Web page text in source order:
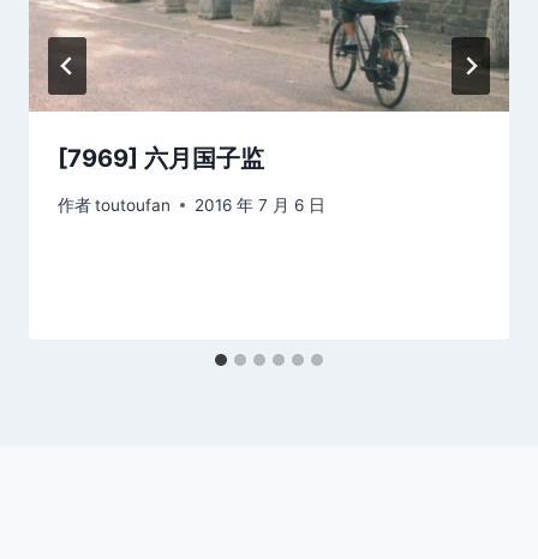
[7969] 六月国子监
作者toutoufan 2016 年 7 月 6 日